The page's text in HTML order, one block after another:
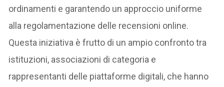
ordinamenti e garantendo un approccio uniforme
alla regolamentazione delle recensioni online.
Questa iniziativa è frutto di un ampio confronto tra
istituzioni, associazioni di categoria e
rappresentanti delle piattaforme digitali, che hanno